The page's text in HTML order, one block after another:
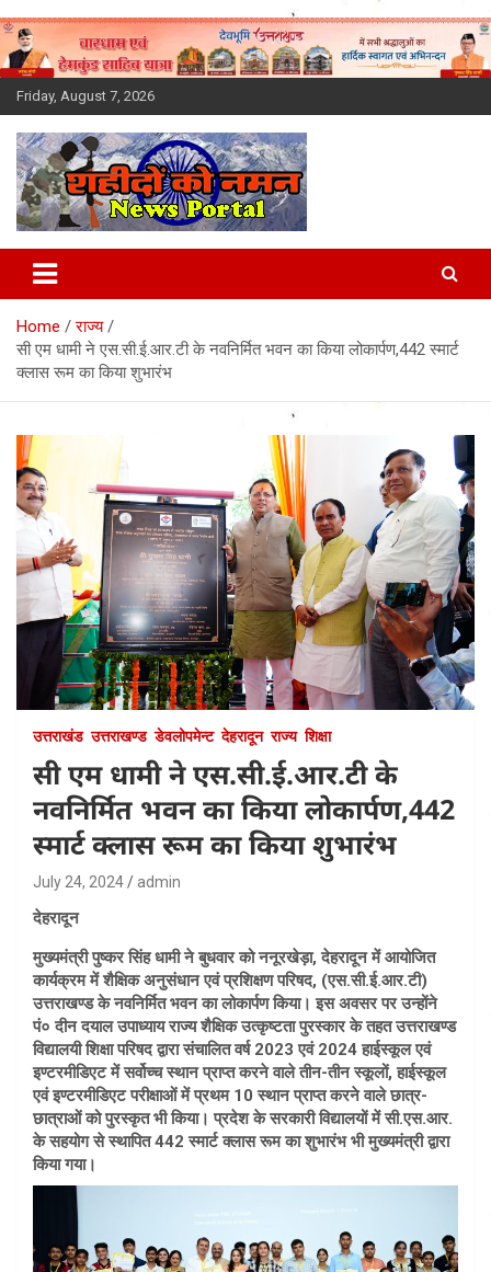
Skip
to
content
Friday, August 7, 2026
Latest News Today, Breaking
News, Uttarakhand News in
Hindi
Home
राज्य
सी एम धामी ने एस.सी.ई.आर.टी के नवनिर्मित भवन का किया लोकार्पण,442 स्मार्ट
क्लास रूम का किया शुभारंभ
उत्तराखंड उत्तराखण्ड डेवलोपमेन्ट देहरादून राज्य शिक्षा
सी एम धामी ने एस.सी.ई.आर.टी के
नवनिर्मित भवन का किया लोकार्पण,442
स्मार्ट क्लास रूम का किया शुभारंभ
July 24, 2024 admin
देहरादून
मुख्यमंत्री पुष्कर सिंह धामी ने बुधवार को ननूरखेड़ा, देहरादून में आयोजित
कार्यक्रम में शैक्षिक अनुसंधान एवं प्रशिक्षण परिषद, (एस.सी.ई.आर.टी)
उत्तराखण्ड के नवनिर्मित भवन का लोकार्पण किया। इस अवसर पर उन्होंने
पं० दीन दयाल उपाध्याय राज्य शैक्षिक उत्कृष्टता पुरस्कार के तहत उत्तराखण्ड
विद्यालयी शिक्षा परिषद द्वारा संचालित वर्ष 2023 एवं 2024 हाईस्कूल एवं
इण्टरमीडिएट में सर्वोच्च स्थान प्राप्त करने वाले तीन-तीन स्कूलों, हाईस्कूल
एवं इण्टरमीडिएट परीक्षाओं में प्रथम 10 स्थान प्राप्त करने वाले छात्र-
छात्राओं को पुरस्कृत भी किया। प्रदेश के सरकारी विद्यालयों में सी.एस.आर.
के सहयोग से स्थापित 442 स्मार्ट क्लास रूम का शुभारंभ भी मुख्यमंत्री द्वारा
किया गया।